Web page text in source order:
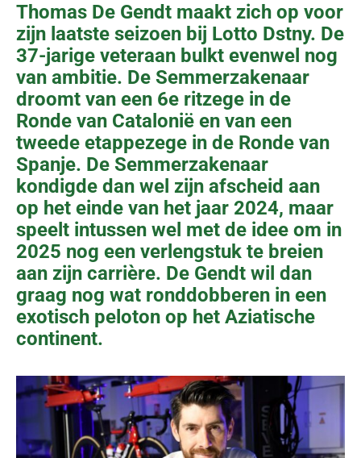
Thomas De Gendt maakt zich op voor
zijn laatste seizoen bij Lotto Dstny. De
37-jarige veteraan bulkt evenwel nog
van ambitie. De Semmerzakenaar
droomt van een 6e ritzege in de
Ronde van Catalonië en van een
tweede etappezege in de Ronde van
Spanje. De Semmerzakenaar
kondigde dan wel zijn afscheid aan
op het einde van het jaar 2024, maar
speelt intussen wel met de idee om in
2025 nog een verlengstuk te breien
aan zijn carrière. De Gendt wil dan
graag nog wat ronddobberen in een
exotisch peloton op het Aziatische
continent.